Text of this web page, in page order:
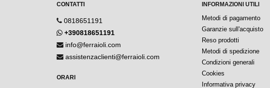
CONTATTI
0818651191
+390818651191
info@ferraioli.com
assistenzaclienti@ferraioli.com
ORARI
INFORMAZIONI UTILI
Metodi di pagamento
Garanzie sull'acquisto
Reso prodotti
Metodi di spedizione
Condizioni generali
Cookies
Informativa privacy